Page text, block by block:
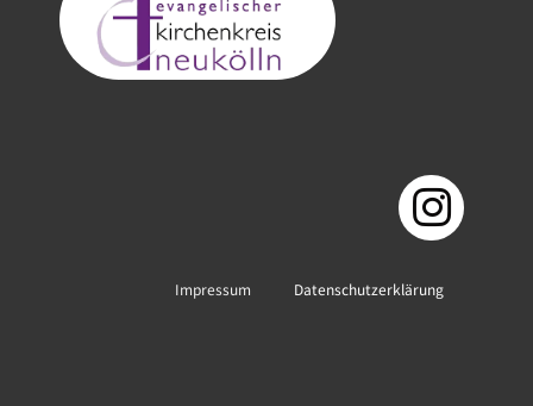
Impressum Datenschutzerklärung